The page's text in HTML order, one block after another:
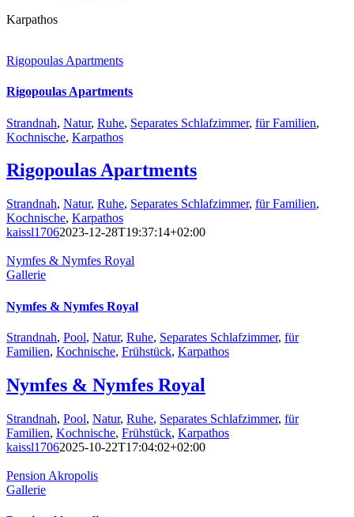
Karpathos
Rigopoulas Apartments
Rigopoulas Apartments
Strandnah, Natur, Ruhe, Separates Schlafzimmer, für Familien,
Kochnische, Karpathos
Rigopoulas Apartments
Strandnah, Natur, Ruhe, Separates Schlafzimmer, für Familien,
Kochnische, Karpathos
kaissl17062023-12-28T19:37:14+02:00
Nymfes & Nymfes Royal
Gallerie
Nymfes & Nymfes Royal
Strandnah, Pool, Natur, Ruhe, Separates Schlafzimmer, für
Familien, Kochnische, Frühstück, Karpathos
Nymfes & Nymfes Royal
Strandnah, Pool, Natur, Ruhe, Separates Schlafzimmer, für
Familien, Kochnische, Frühstück, Karpathos
kaissl17062025-10-22T17:04:02+02:00
Pension Akropolis
Gallerie